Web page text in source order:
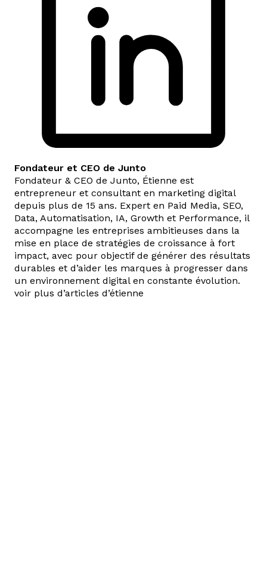
Fondateur et CEO de Junto
Fondateur & CEO de Junto, Étienne est
entrepreneur et consultant en marketing digital
depuis plus de 15 ans. Expert en Paid Media, SEO,
Data, Automatisation, IA, Growth et Performance, il
accompagne les entreprises ambitieuses dans la
mise en place de stratégies de croissance à fort
impact, avec pour objectif de générer des résultats
durables et d’aider les marques à progresser dans
un environnement digital en constante évolution.
voir plus d’articles d’étienne